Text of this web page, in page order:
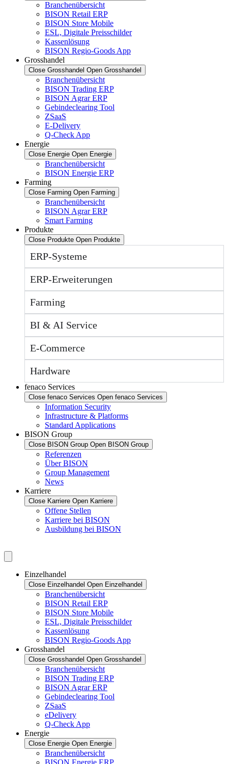
Branchenübersicht
BISON Retail ERP
BISON Store Mobile
ESL, Digitale Preisschilder
Kassenlösung
BISON Regio-Goods App
Grosshandel
Close Grosshandel Open Grosshandel
Branchenübersicht
BISON Trading ERP
BISON Agrar ERP
Gebindeclearing Tool
ZSaaS
E-Delivery
Q-Check App
Energie
Close Energie Open Energie
Branchenübersicht
BISON Energie ERP
Farming
Close Farming Open Farming
Branchenübersicht
BISON Agrar ERP
Smart Farming
Produkte
Close Produkte Open Produkte
ERP-Systeme
ERP-Erweiterungen
Farming
BI & AI Service
E-Commerce
Hardware
fenaco Services
Close fenaco Services Open fenaco Services
Information Security
Infrastructure & Platforms
Standard Applications
BISON Group
Close BISON Group Open BISON Group
Referenzen
Über BISON
Group Management
News
Karriere
Close Karriere Open Karriere
Offene Stellen
Karriere bei BISON
Ausbildung bei BISON
Einzelhandel
Close Einzelhandel Open Einzelhandel
Branchenübersicht
BISON Retail ERP
BISON Store Mobile
ESL, Digitale Preisschilder
Kassenlösung
BISON Regio-Goods App
Grosshandel
Close Grosshandel Open Grosshandel
Branchenübersicht
BISON Trading ERP
BISON Agrar ERP
Gebindeclearing Tool
ZSaaS
eDelivery
Q-Check App
Energie
Close Energie Open Energie
Branchenübersicht
BISON Energie ERP